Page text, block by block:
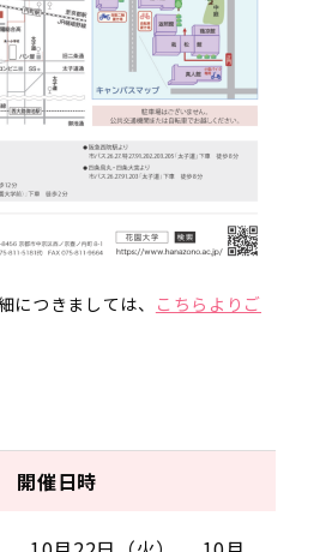
につきましては、
こちらよりご
開催日時